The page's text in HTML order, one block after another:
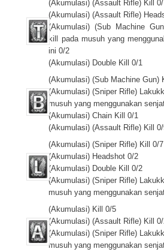
(Akumulasi) (Assault Rifle) Kill
(Akumulasi) (Assault Rifle)
(Akumulasi) (Sub Machine
kill pada musuh yang
ini 0/2
(Akumulasi) Double Kill 0/1
(Akumulasi) (Sub Machine Gun)
(Akumulasi) (Sniper Rifle)
musuh yang menggunakan
(Akumulasi) Chain Kill 0/1
(Akumulasi) (Assault Rifle) Kill
(Akumulasi) (Sniper Rifle) Kill 0/7
(Akumulasi) Headshot 0/2
(Akumulasi) Double Kill 0/2
(Akumulasi) (Sniper Rifle)
musuh yang menggunakan
(Akumulasi) Kill 0/5
(Akumulasi) (Assault Rifle) Kill
(Akumulasi) (Sniper Rifle)
musuh yang menggunakan